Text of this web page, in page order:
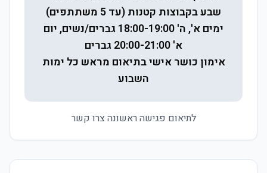
שבע בקבוצות קטנות (עד 5 משתתפים)
ימים א', ה' 18:00-19:00 גברים/נשים, יום
א' 20:00-21:00 גברים
אימון כושר אישי בתיאום מראש כל ימות
השבוע
לתיאום פגישה ראשונה צרו קשר